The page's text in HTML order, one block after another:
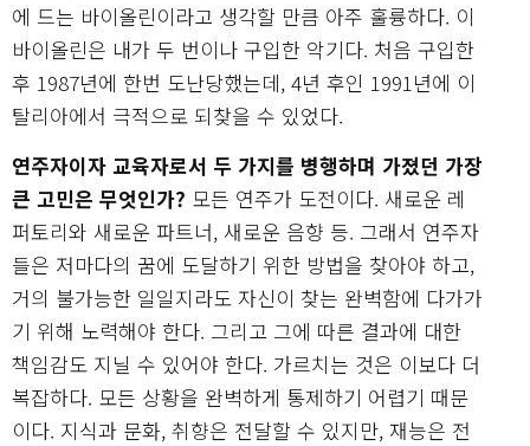
에 드는 바이올린이라고 생각할 만큼 아주 훌륭하다. 이
바이올린은 내가 두 번이나 구입한 악기다. 처음 구입한
후 1987년에 한번 도난당했는데, 4년 후인 1991년에 이
탈리아에서 극적으로 되찾을 수 있었다.
연주자이자 교육자로서 두 가지를 병행하며 가졌던 가장
큰 고민은 무엇인가? 모든 연주가 도전이다. 새로운 레
퍼토리와 새로운 파트너, 새로운 음향 등. 그래서 연주자
들은 저마다의 꿈에 도달하기 위한 방법을 찾아야 하고,
거의 불가능한 일일지라도 자신이 찾는 완벽함에 다가가
기 위해 노력해야 한다. 그리고 그에 따른 결과에 대한
책임감도 지닐 수 있어야 한다. 가르치는 것은 이보다 더
복잡하다. 모든 상황을 완벽하게 통제하기 어렵기 때문
이다. 지식과 문화, 취향은 전달할 수 있지만, 재능은 전